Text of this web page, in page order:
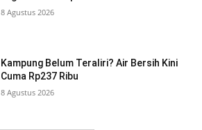
8 Agustus 2026
Kampung Belum Teraliri? Air Bersih Kini
Cuma Rp237 Ribu
8 Agustus 2026